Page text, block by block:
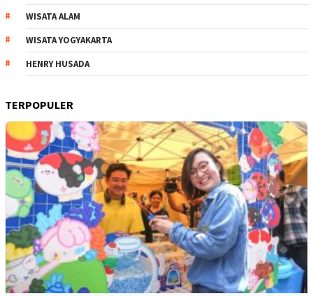
WISATA ALAM
WISATA YOGYAKARTA
HENRY HUSADA
TERPOPULER